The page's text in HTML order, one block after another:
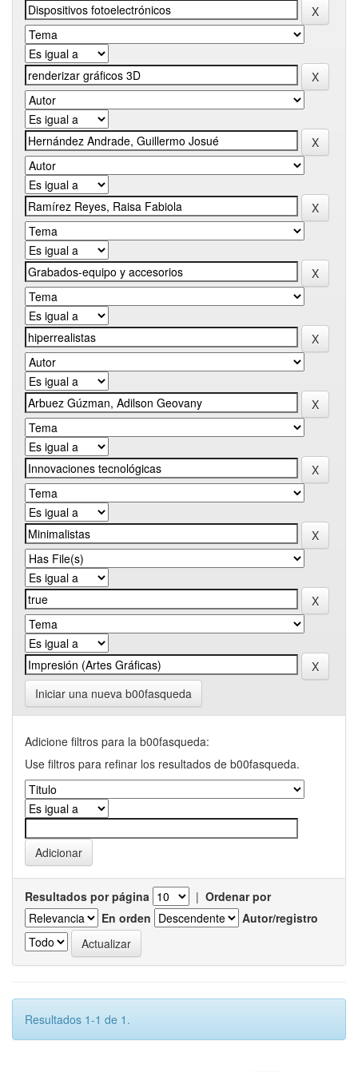
Iniciar una nueva b00fasqueda
Adicione filtros para la b00fasqueda:
Use filtros para refinar los resultados de b00fasqueda.
Resultados por página | Ordenar por
En orden
Autor/registro
Resultados 1-1 de 1.